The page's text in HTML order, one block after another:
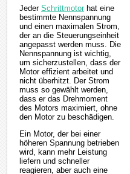
Jeder Schrittmotor hat eine
bestimmte Nennspannung
und einen maximalen Strom,
der an die Steuerungseinheit
angepasst werden muss. Die
Nennspannung ist wichtig,
um sicherzustellen, dass der
Motor effizient arbeitet und
nicht überhitzt. Der Strom
muss so gewählt werden,
dass er das Drehmoment
des Motors maximiert, ohne
den Motor zu beschädigen.
Ein Motor, der bei einer
höheren Spannung betrieben
wird, kann mehr Leistung
liefern und schneller
reagieren, aber auch eine